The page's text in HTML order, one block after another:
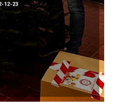
12-23